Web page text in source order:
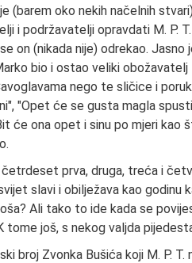
(barem oko nekih načelnih
i podržavatelji opravdati M. P.
on (nikada nije) odrekao.
bio i ostao veliki
nego te sličice i
"Opet će se gusta magla
će ona opet i sinu po mjeri kao
četrdeset prva, druga, treća i
slavi i obilježava kao
Ali tako to ide kada se
tome još, s nekog valjda
broj Zvonka Bušića koji M. P.